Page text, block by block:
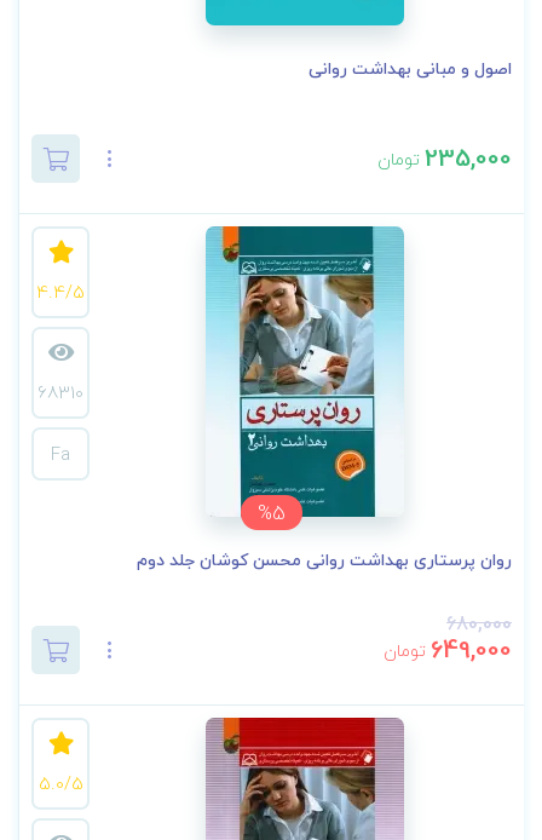
اصول و مبانی بهداشت روانی
235,000تومان
%5
4.4/5
68310
Fa
روان پرستاری بهداشت روانی محسن کوشان جلد دوم
680,000
649,000 تومان
5.0/5